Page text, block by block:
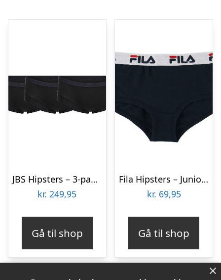
JBS Hipsters – 3-pak – Bambus – Sort
kr. 249,95
Gå til shop
Fila Hipsters – Junior – Navy
kr. 69,95
Gå til shop
×